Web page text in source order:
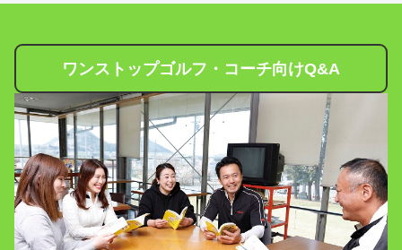
ワンストップゴルフ・コーチ向けQ&A